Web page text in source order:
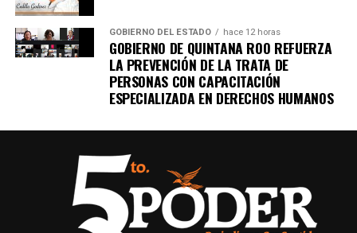
GOBIERNO DEL ESTADO hace 12 horas
GOBIERNO DE QUINTANA ROO REFUERZA
LA PREVENCIÓN DE LA TRATA DE
PERSONAS CON CAPACITACIÓN
ESPECIALIZADA EN DERECHOS HUMANOS